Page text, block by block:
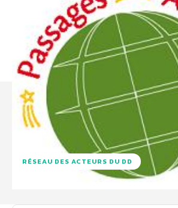
RÉSEAU DES ACTEURS DU DD